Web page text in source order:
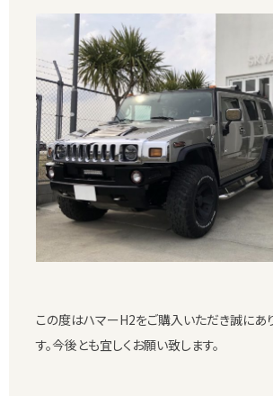
この度はハマーH2をご購入いただき誠にあ
す。今後とも宜しくお願い致します。